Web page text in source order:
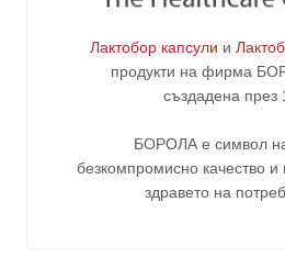
Лактобор капсули и
продукти на фирма
създадена през
БОРОЛА е символ
безкомпромисно качество и
здравето на